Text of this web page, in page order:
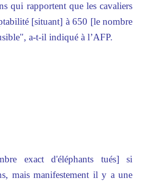
qui rapportent que les cavaliers
[situant] à 650 [le nombre
a-t-il indiqué à l’AFP.
exact d'éléphants tués] si
mais manifestement il y a une